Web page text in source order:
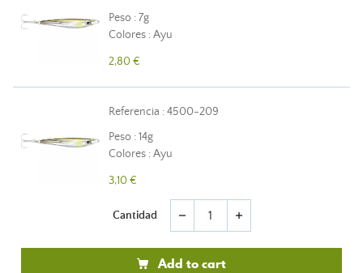
Peso : 7g
Colores : Ayu
2,80 €
Referencia : 4500-209
Peso : 14g
Colores : Ayu
3,10 €
Cantidad remove add
Add to cart